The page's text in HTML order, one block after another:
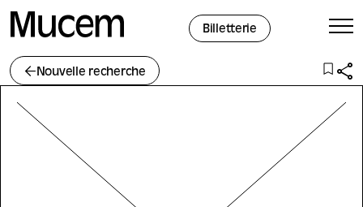
Billetterie
Nouvelle recherche